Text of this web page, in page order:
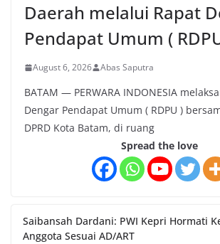
Daerah melalui Rapat
Pendapat Umum (
August 6, 2026 Abas Saputra
BATAM — PERWARA INDONESIA
Dengar Pendapat Umum ( RDPU )
DPRD Kota Batam, di ruang
Spread the love
Saibansah Dardani: PWI Kepri Hormati
Anggota Sesuai AD/ART